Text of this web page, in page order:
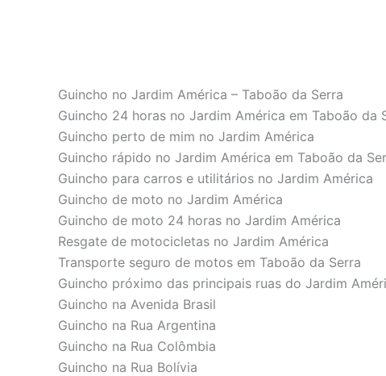
Guincho no Jardim América – Taboão da Serra
Guincho 24 horas no Jardim América em Taboão da
Guincho perto de mim no Jardim América
Guincho rápido no Jardim América em Taboão da
Guincho para carros e utilitários no Jardim América
Guincho de moto no Jardim América
Guincho de moto 24 horas no Jardim América
Resgate de motocicletas no Jardim América
Transporte seguro de motos em Taboão da Serra
Guincho próximo das principais ruas do Jardim
Guincho na Avenida Brasil
Guincho na Rua Argentina
Guincho na Rua Colômbia
Guincho na Rua Bolívia